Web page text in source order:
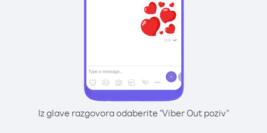
Iz glave razgovora odaberite "Viber Out poziv"